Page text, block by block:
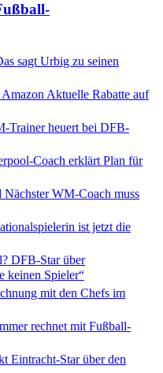
sagt Urbig zu seinen
Aktuelle Rabatte auf
Trainer heuert bei DFB-
Coach erklärt Plan für
Nächster WM-Coach muss
ist jetzt die
DFB-Star über
keinen Spieler“
mit den Chefs im
rechnet mit Fußball-
Eintracht-Star über den